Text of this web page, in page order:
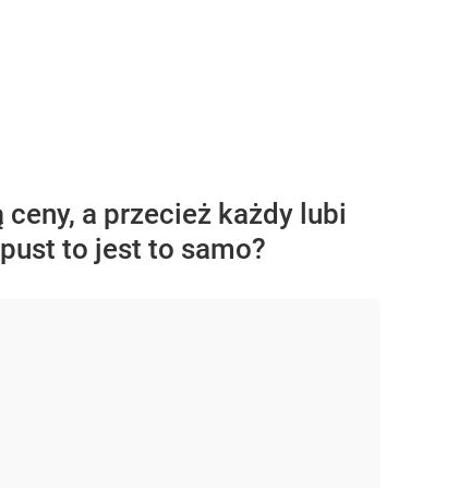
a przecież każdy lubi
to jest to samo?